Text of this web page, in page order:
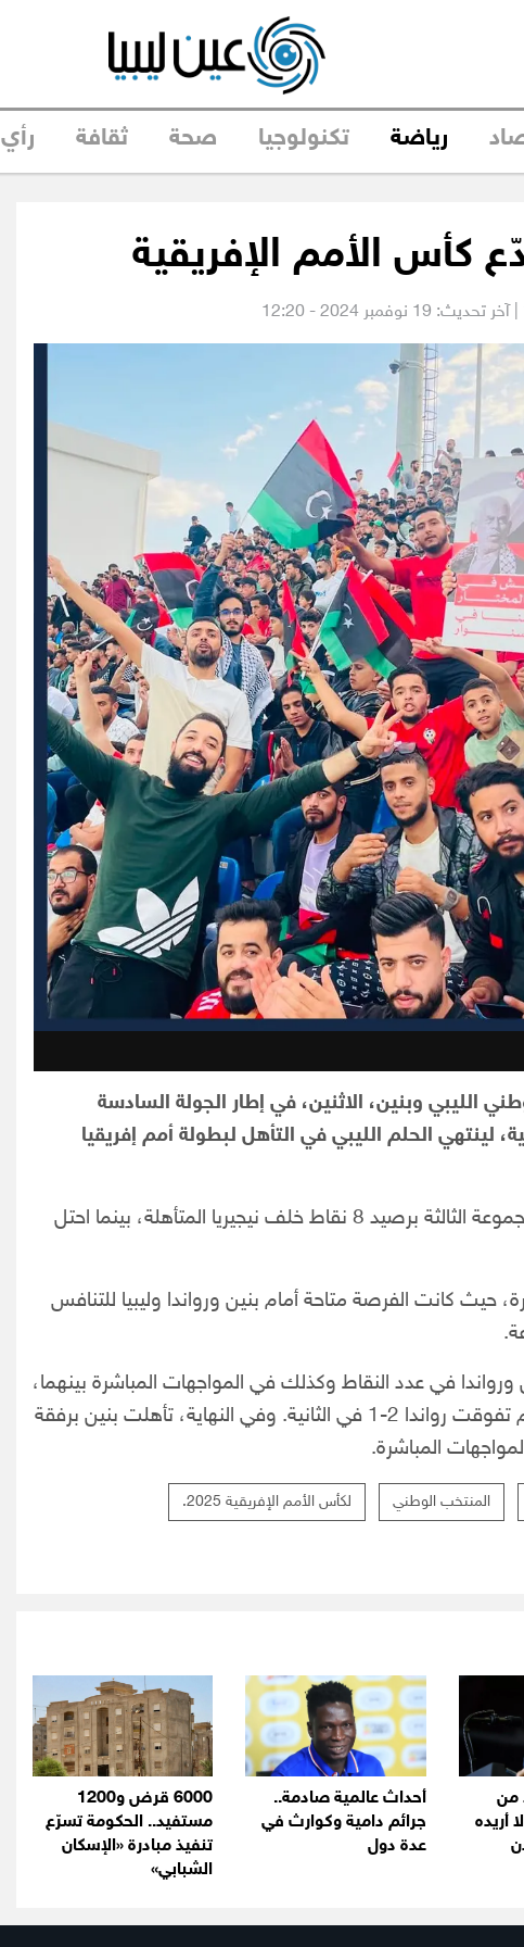
رياضة تكنولوجيا صحة ثقافة رأي
كأس الأمم الإفريقية
| آخر تحديث: 19 نوفمبر 2024 - 12:20
الليبي وبنين، الاثنين، في إطار الجولة السادسة
لينتهي الحلم الليبي في التأهل لبطولة أمم إفريقيا
التعادل جعل منتخب بنين يحتل وصافة المجموعة الثالثة برصيد 8 نقاط خلف نيجيريا المتأهلة، بينما احتل
حيث كانت الفرصة متاحة أمام بنين ورواندا وليبيا للتنافس
في عدد النقاط وكذلك في المواجهات المباشرة بينهما،
حيث فازت بنين 3-0 في المباراة الأولى، ثم تفوقت رواندا 2-1 في الثانية. وفي النهاية، تأهلت بنين برفقة
المباشرة.
المنتخب الوطني لكأس الأمم الإفريقية 2025.
من
أريده
أحداث عالمية صادمة..
جرائم دامية وكوارث في
عدة دول
6000 قرض و1200
مستفيد.. الحكومة تسرّع
تنفيذ مبادرة «الإسكان
الشبابي»